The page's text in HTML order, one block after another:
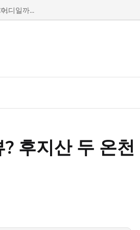
...
후지산 두 온천